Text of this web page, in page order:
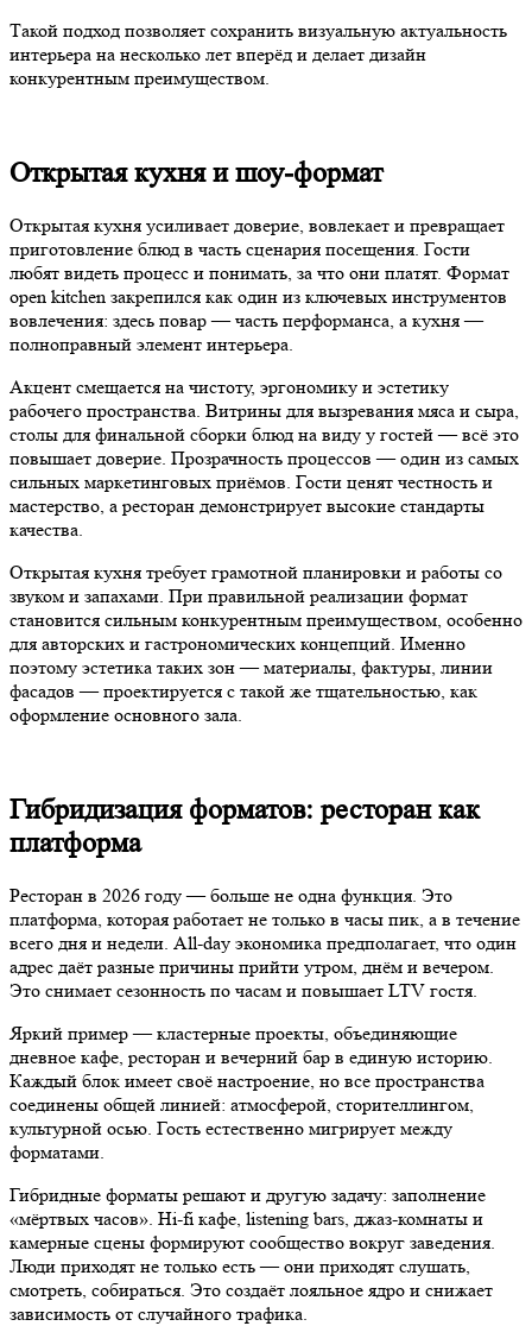
Такой подход позволяет сохранить визуальную актуальность
интерьера на несколько лет вперёд и делает дизайн
конкурентным преимуществом.
Открытая кухня и шоу-формат
Открытая кухня усиливает доверие, вовлекает и превращает
приготовление блюд в часть сценария посещения. Гости
любят видеть процесс и понимать, за что они платят. Формат
open kitchen закрепился как один из ключевых инструментов
вовлечения: здесь повар — часть перформанса, а кухня —
полноправный элемент интерьера.
Акцент смещается на чистоту, эргономику и эстетику
рабочего пространства. Витрины для вызревания мяса и сыра,
столы для финальной сборки блюд на виду у гостей — всё это
повышает доверие. Прозрачность процессов — один из самых
сильных маркетинговых приёмов. Гости ценят честность и
мастерство, а ресторан демонстрирует высокие стандарты
качества.
Открытая кухня требует грамотной планировки и работы со
звуком и запахами. При правильной реализации формат
становится сильным конкурентным преимуществом, особенно
для авторских и гастрономических концепций. Именно
поэтому эстетика таких зон — материалы, фактуры, линии
фасадов — проектируется с такой же тщательностью, как
оформление основного зала.
Гибридизация форматов: ресторан как
платформа
Ресторан в 2026 году — больше не одна функция. Это
платформа, которая работает не только в часы пик, а в течение
всего дня и недели. All-day экономика предполагает, что один
адрес даёт разные причины прийти утром, днём и вечером.
Это снимает сезонность по часам и повышает LTV гостя.
Яркий пример — кластерные проекты, объединяющие
дневное кафе, ресторан и вечерний бар в единую историю.
Каждый блок имеет своё настроение, но все пространства
соединены общей линией: атмосферой, сторителлингом,
культурной осью. Гость естественно мигрирует между
форматами.
Гибридные форматы решают и другую задачу: заполнение
«мёртвых часов». Hi-fi кафе, listening bars, джаз-комнаты и
камерные сцены формируют сообщество вокруг заведения.
Люди приходят не только есть — они приходят слушать,
смотреть, собираться. Это создаёт лояльное ядро и снижает
зависимость от случайного трафика.